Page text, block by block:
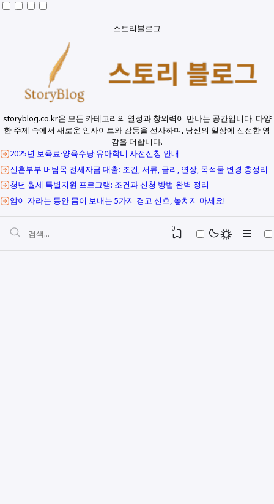
스토리블로그
storyblog.co.kr은 모든 카테고리의 열정과 창의력이 만나는 공간입니다. 다양
한 주제 속에서 새로운 인사이트와 감동을 선사하며, 당신의 일상에 신선한 영
감을 더합니다.
2025년 보육료·양육수당·유아학비 사전신청 안내
신혼부부 버팀목 전세자금 대출: 조건, 서류, 금리, 연장, 목적물 변경 총정리
청년 월세 특별지원 프로그램: 조건과 신청 방법 완벽 정리
암이 자라는 동안 몸이 보내는 5가지 경고 신호, 놓치지 마세요!
0